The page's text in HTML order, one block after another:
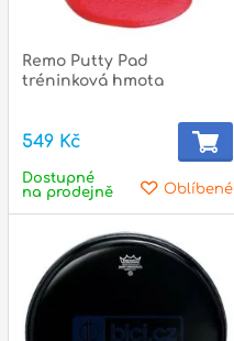
Remo Putty Pad
tréninková hmota
549 Kč
Oblíbené
Dostupné
na prodejně